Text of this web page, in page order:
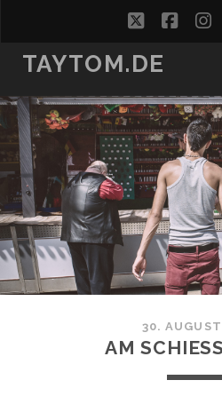
twitter
TAYTOM.DE
30.
AM